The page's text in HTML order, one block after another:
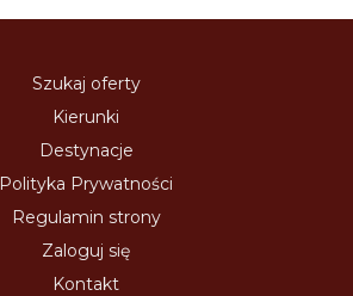
Szukaj oferty
Kierunki
Destynacje
Polityka Prywatności
Regulamin strony
Zaloguj się
Kontakt